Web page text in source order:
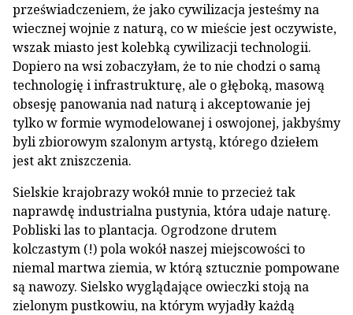
przeświadczeniem, że jako cywilizacja jesteśmy na
wiecznej wojnie z naturą, co w mieście jest oczywiste,
wszak miasto jest kolebką cywilizacji technologii.
Dopiero na wsi zobaczyłam, że to nie chodzi o samą
technologię i infrastrukturę, ale o głęboką, masową
obsesję panowania nad naturą i akceptowanie jej
tylko w formie wymodelowanej i oswojonej, jakbyśmy
byli zbiorowym szalonym artystą, którego dziełem
jest akt zniszczenia.
Sielskie krajobrazy wokół mnie to przecież tak
naprawdę industrialna pustynia, która udaje naturę.
Pobliski las to plantacja. Ogrodzone drutem
kolczastym (!) pola wokół naszej miejscowości to
niemal martwa ziemia, w którą sztucznie pompowane
są nawozy. Sielsko wyglądające owieczki stoją na
zielonym pustkowiu, na którym wyjadły każdą